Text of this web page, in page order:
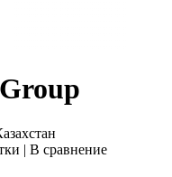
| В сравнение